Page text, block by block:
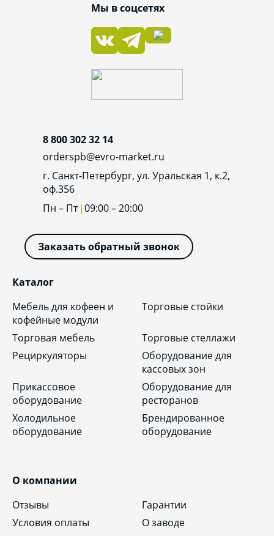
Мы в соцсетях
Каталог
Мебель для кофеен и
кофейные модули
Торговые стойки
Торговая мебель
Торговые стеллажи
Рециркуляторы
Оборудование для
кассовых зон
Прикассовое
оборудование
Оборудование для
ресторанов
Холодильное
оборудование
Брендированное
оборудование
О компании
Отзывы
Гарантии
Условия оплаты
О заводе
8 800 302 32 14
orderspb@evro-market.ru
г. Санкт-Петербург, ул. Уральская 1, к.2,
оф.356
Пн – Пт 09:00 – 20:00
Заказать обратный звонок